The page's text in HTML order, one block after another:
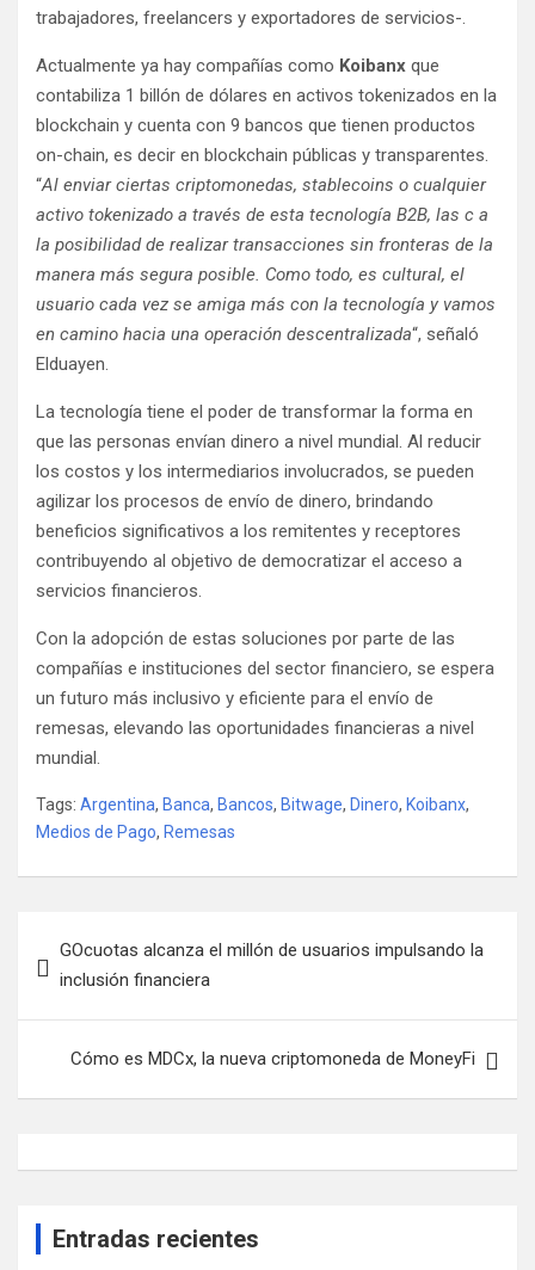
trabajadores, freelancers y exportadores de servicios-.
Actualmente ya hay compañías como Koibanx que
contabiliza 1 billón de dólares en activos tokenizados en la
blockchain y cuenta con 9 bancos que tienen productos
on-chain, es decir en blockchain públicas y transparentes.
“Al enviar ciertas criptomonedas, stablecoins o cualquier
activo tokenizado a través de esta tecnología B2B, las c a
la posibilidad de realizar transacciones sin fronteras de la
manera más segura posible. Como todo, es cultural, el
usuario cada vez se amiga más con la tecnología y vamos
en camino hacia una operación descentralizada“, señaló
Elduayen.
La tecnología tiene el poder de transformar la forma en
que las personas envían dinero a nivel mundial. Al reducir
los costos y los intermediarios involucrados, se pueden
agilizar los procesos de envío de dinero, brindando
beneficios significativos a los remitentes y receptores
contribuyendo al objetivo de democratizar el acceso a
servicios financieros.
Con la adopción de estas soluciones por parte de las
compañías e instituciones del sector financiero, se espera
un futuro más inclusivo y eficiente para el envío de
remesas, elevando las oportunidades financieras a nivel
mundial.
Tags: Argentina, Banca, Bancos, Bitwage, Dinero, Koibanx,
Medios de Pago, Remesas
de GOcuotas alcanza el millón de usuarios impulsando la
inclusión financiera
Cómo es MDCx, la nueva criptomoneda de MoneyFi
Entradas recientes